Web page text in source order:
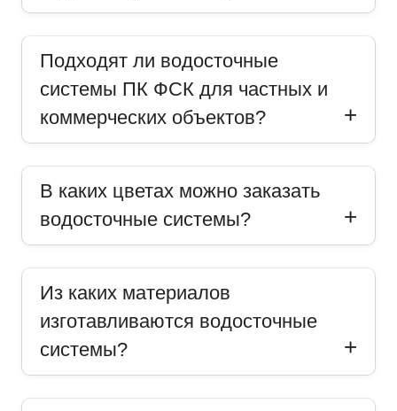
Подходят ли водосточные
системы ПК ФСК для частных и
коммерческих объектов?
В каких цветах можно заказать
водосточные системы?
Из каких материалов
изготавливаются водосточные
системы?